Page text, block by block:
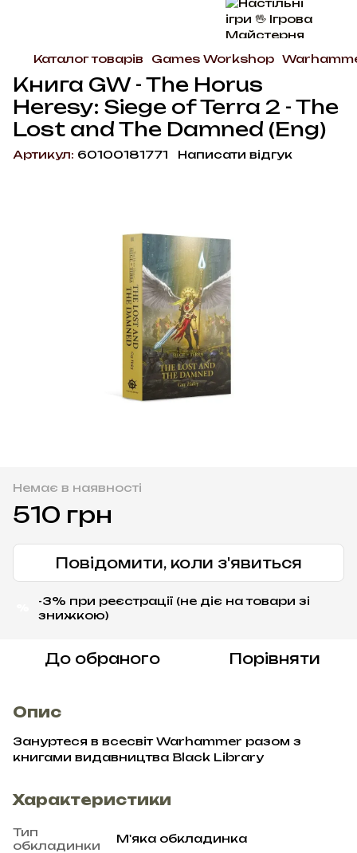
Каталог товарів Games Workshop
Книга GW - The Horus
Heresy: Siege of Terra 2 - The
Lost and The Damned (Eng)
Артикул: 60100181771 Написати відгук
Немає в наявності
510 грн
Повідомити, коли з'явиться
-3% при реєстрації (не діє на товари зі
знижкою)
До обраного Порівняти
Опис
Зануртеся в всесвіт Warhammer разом з
книгами видавництва Black Library
Характеристики
Тип
обкладинки
М'яка обкладинка